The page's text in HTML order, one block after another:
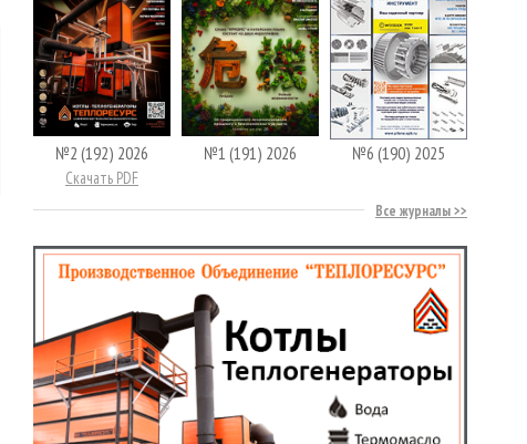
№2 (192) 2026
Скачать PDF
№1 (191) 2026 №6 (190) 2025
Все журналы